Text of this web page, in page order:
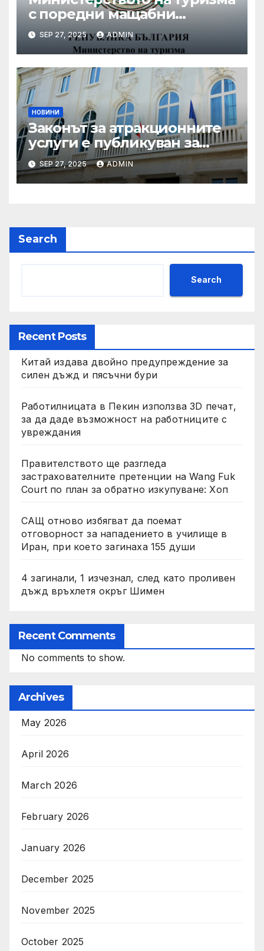
с поредни мащабни
координирани проверки
през летния сезон
SEP 27, 2025 ADMIN
НОВИНИ
Законът за атракционните
услуги е публикуван за
обществено обсъждане
SEP 27, 2025 ADMIN
Search
Search
Recent Posts
Китай издава двойно предупреждение за
силен дъжд и пясъчни бури
Работилницата в Пекин използва 3D печат,
за да даде възможност на работниците с
увреждания
Правителството ще разгледа
застрахователните претенции на Wang Fuk
Court по план за обратно изкупуване: Хоп
САЩ отново избягват да поемат
отговорност за нападението в училище в
Иран, при което загинаха 155 души
4 загинали, 1 изчезнал, след като проливен
дъжд връхлетя окръг Шимен
Recent Comments
No comments to show.
Archives
May 2026
April 2026
March 2026
February 2026
January 2026
December 2025
November 2025
October 2025